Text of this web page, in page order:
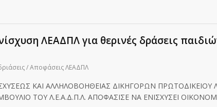
ΛΕΑΔΠΛ για θερινές δράσεις
/ Αποφάσεις ΛΕΑΔΠΛ
ΚΑΙ ΑΛΛΗΛΟΒΟΗΘΕΙΑΣ ΔΙΚΗΓΟΡΩΝ ΠΡΩΤΟΔΙΚΕΙΟΥ
ΤΟΥ Λ.Ε.Α.Δ.Π.Λ. ΑΠΟΦΑΣΙΣΕ ΝΑ ΕΝΙΣΧΥΣΕΙ